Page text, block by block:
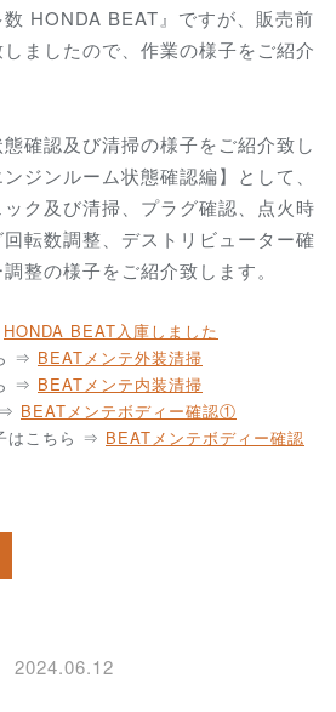
HONDA BEAT』ですが、販売前
ましたので、作業の様子をご紹介
確認及び清掃の様子をご紹介致し
ジンルーム状態確認編】として、
ク及び清掃、プラグ確認、点火時
転数調整、デストリビューター確
整の様子をご紹介致します。
HONDA BEAT入庫しました
⇒ BEATメンテ外装清掃
⇒ BEATメンテ内装清掃
BEATメンテボディー確認①
はこちら ⇒ BEATメンテボディー確認
2024.06.12